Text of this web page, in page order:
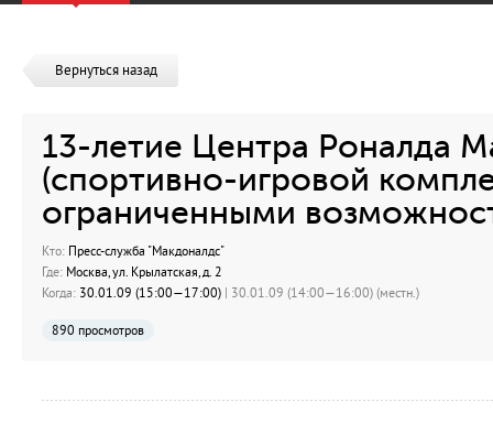
Вернуться назад
13-летие Центра Роналда
(спортивно-игровой
ограниченными
Кто: Пресс-служба "Макдоналдс"
Где: Москва, ул. Крылатская, д. 2
Когда: 30.01.09 (15:00—17:00) | 30.01.09 (14:00—16:00) (местн.)
890 просмотров